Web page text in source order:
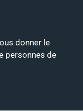
donner le
personnes de